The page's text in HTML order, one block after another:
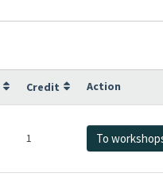
Credit Action
1 To